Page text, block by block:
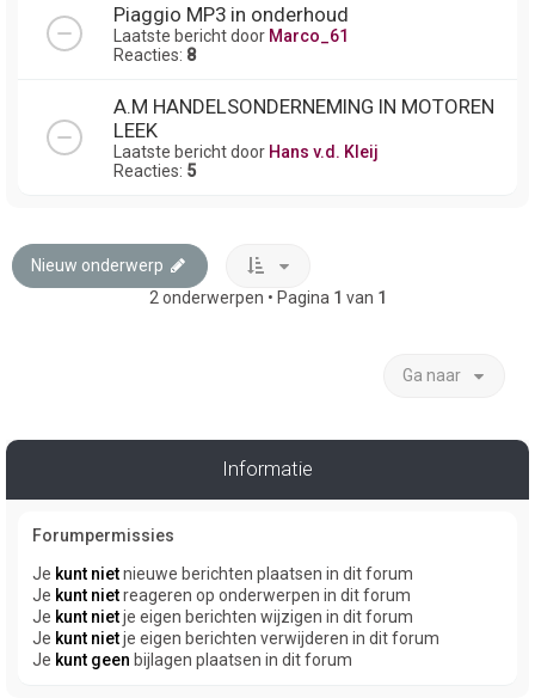
Piaggio MP3 in onderhoud
Laatste bericht door Marco_61
Reacties: 8
A.M HANDELSONDERNEMING IN MOTOREN
LEEK
Laatste bericht door Hans v.d. Kleij
Reacties: 5
Nieuw onderwerp
2 onderwerpen • Pagina 1 van 1
Ga naar
Informatie
Forumpermissies
Je kunt nietnieuwe berichten plaatsen in dit forum
Je kunt nietreageren op onderwerpen in dit forum
Je kunt nietje eigen berichten wijzigen in dit forum
Je kunt nietje eigen berichten verwijderen in dit forum
Je kunt geen bijlagen plaatsen in dit forum